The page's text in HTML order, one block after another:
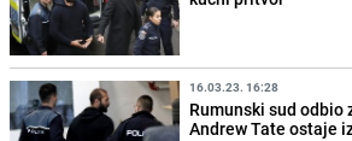
16.03.23. 16:28
Rumunski sud odbio
Andrew Tate ostaje